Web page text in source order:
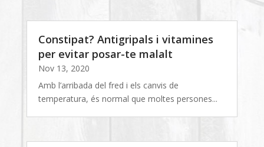
Constipat? Antigripals i vitamines
per evitar posar-te malalt
Nov 13, 2020
Amb l’arribada del fred i els canvis de
temperatura, és normal que moltes persones...